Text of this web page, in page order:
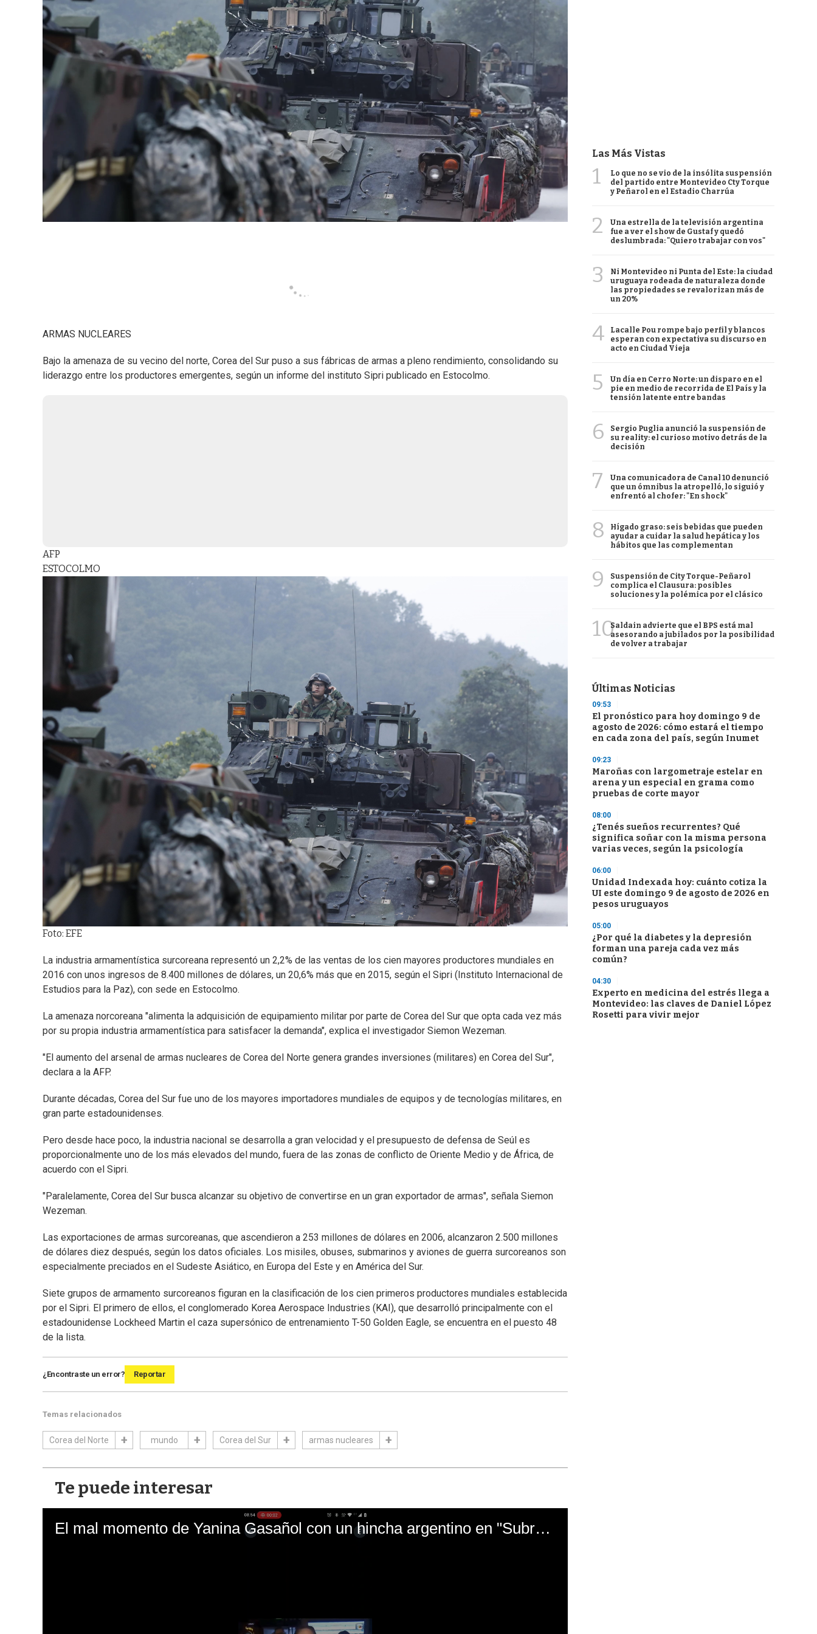
ARMAS NUCLEARES
Bajo la amenaza de su vecino del norte, Corea del Sur puso a sus fábricas de armas a pleno rendimiento, consolidando su
liderazgo entre los productores emergentes, según un informe del instituto Sipri publicado en Estocolmo.
AFP
ESTOCOLMO
Foto: EFE
La industria armamentística surcoreana representó un 2,2% de las ventas de los cien mayores productores mundiales en
2016 con unos ingresos de 8.400 millones de dólares, un 20,6% más que en 2015, según el Sipri (Instituto Internacional de
Estudios para la Paz), con sede en Estocolmo.
La amenaza norcoreana "alimenta la adquisición de equipamiento militar por parte de Corea del Sur que opta cada vez más
por su propia industria armamentística para satisfacer la demanda", explica el investigador Siemon Wezeman.
"El aumento del arsenal de armas nucleares de Corea del Norte genera grandes inversiones (militares) en Corea del Sur",
declara a la AFP.
Durante décadas, Corea del Sur fue uno de los mayores importadores mundiales de equipos y de tecnologías militares, en
gran parte estadounidenses.
Pero desde hace poco, la industria nacional se desarrolla a gran velocidad y el presupuesto de defensa de Seúl es
proporcionalmente uno de los más elevados del mundo, fuera de las zonas de conflicto de Oriente Medio y de África, de
acuerdo con el Sipri.
"Paralelamente, Corea del Sur busca alcanzar su objetivo de convertirse en un gran exportador de armas", señala Siemon
Wezeman.
Las exportaciones de armas surcoreanas, que ascendieron a 253 millones de dólares en 2006, alcanzaron 2.500 millones
de dólares diez después, según los datos oficiales. Los misiles, obuses, submarinos y aviones de guerra surcoreanos son
especialmente preciados en el Sudeste Asiático, en Europa del Este y en América del Sur.
Siete grupos de armamento surcoreanos figuran en la clasificación de los cien primeros productores mundiales establecida
por el Sipri. El primero de ellos, el conglomerado Korea Aerospace Industries (KAI), que desarrolló principalmente con el
estadounidense Lockheed Martin el caza supersónico de entrenamiento T-50 Golden Eagle, se encuentra en el puesto 48
de la lista.
¿Encontraste un error? Reportar
Temas relacionados
Corea del Norte mundo Corea del Sur armas nucleares
Te puede interesar
El mal momento de Yanina Gasañol con un hincha argentino en "Subrayado"
Las Más Vistas
1
Lo que no se vio de la insólita suspensión
del partido entre Montevideo Cty Torque
y Peñarol en el Estadio Charrúa
2
Una estrella de la televisión argentina
fue a ver el show de Gustaf y quedó
deslumbrada: "Quiero trabajar con vos"
3
Ni Montevideo ni Punta del Este: la ciudad
uruguaya rodeada de naturaleza donde
las propiedades se revalorizan más de
un 20%
4
Lacalle Pou rompe bajo perfil y blancos
esperan con expectativa su discurso en
acto en Ciudad Vieja
5
Un día en Cerro Norte: un disparo en el
pie en medio de recorrida de El País y la
tensión latente entre bandas
6
Sergio Puglia anunció la suspensión de
su reality: el curioso motivo detrás de la
decisión
7
Una comunicadora de Canal 10 denunció
que un ómnibus la atropelló, lo siguió y
enfrentó al chofer: "En shock"
8
Hígado graso: seis bebidas que pueden
ayudar a cuidar la salud hepática y los
hábitos que las complementan
9
Suspensión de City Torque-Peñarol
complica el Clausura: posibles
soluciones y la polémica por el clásico
10Saldain advierte que el BPS está mal
asesorando a jubilados por la posibilidad
de volver a trabajar
Últimas Noticias
09:53
El pronóstico para hoy domingo 9 de
agosto de 2026: cómo estará el tiempo
en cada zona del país, según Inumet
09:23
Maroñas con largometraje estelar en
arena y un especial en grama como
pruebas de corte mayor
08:00
¿Tenés sueños recurrentes? Qué
significa soñar con la misma persona
varias veces, según la psicología
06:00
Unidad Indexada hoy: cuánto cotiza la
UI este domingo 9 de agosto de 2026 en
pesos uruguayos
05:00
¿Por qué la diabetes y la depresión
forman una pareja cada vez más
común?
04:30
Experto en medicina del estrés llega a
Montevideo: las claves de Daniel López
Rosetti para vivir mejor